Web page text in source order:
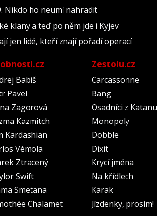
Nikdo ho neumí nahradit
klany a teď po něm jde i Kyjev
jen lidé, kteří znají pořadí operací
Babiš
Pavel
Zagorová
Kazmitch
Kardashian
Vémola
Ztracený
Swift
Smetana
Chalamet
Zestolu.cz
Carcassonne
Bang
Osadníci z Katanu
Monopoly
Dobble
Dixit
Krycí jména
Na křídlech
Karak
Jízdenky, prosím!